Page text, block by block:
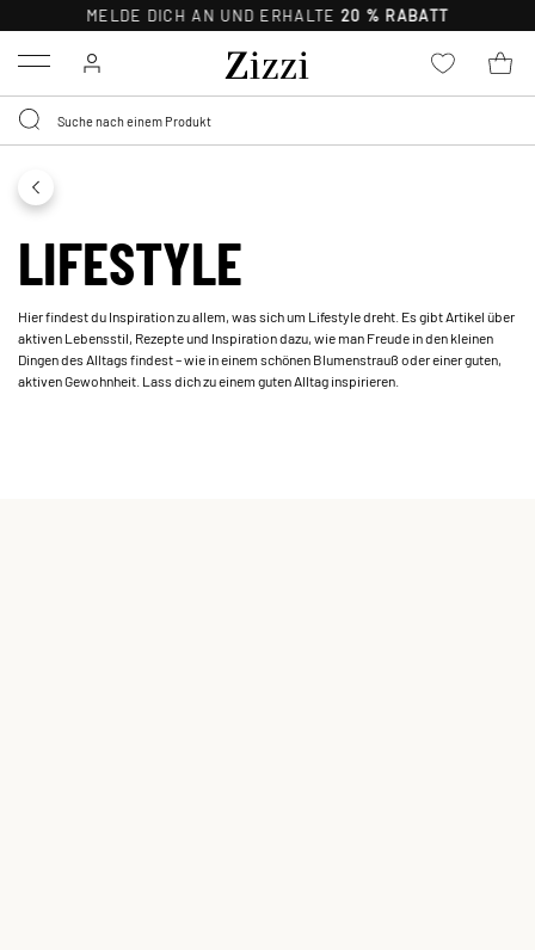
MELDE DICH AN UND ERHALTE20 % RABATT
Menu
LIFESTYLE
Hier findest du Inspiration zu allem, was sich um Lifestyle dreht. Es gibt Artikel über
aktiven Lebensstil, Rezepte und Inspiration dazu, wie man Freude in den kleinen
Dingen des Alltags findest – wie in einem schönen Blumenstrauß oder einer guten,
aktiven Gewohnheit. Lass dich zu einem guten Alltag inspirieren.